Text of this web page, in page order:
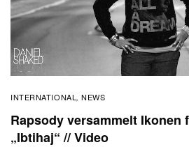
INTERNATIONAL ,NEWS
Rapsody versammelt Ikonen
„Ibtihaj“ // Video